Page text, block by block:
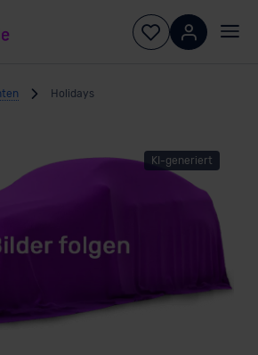
Holidays
KI-generiert